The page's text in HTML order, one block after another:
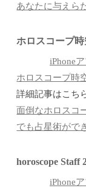
あなたに与えら
ホロスコープ
iPhone
ホロスコープ時
詳細記事はこち
面倒なホロスコ
でも占星術がで
horoscope Staff
iPhone